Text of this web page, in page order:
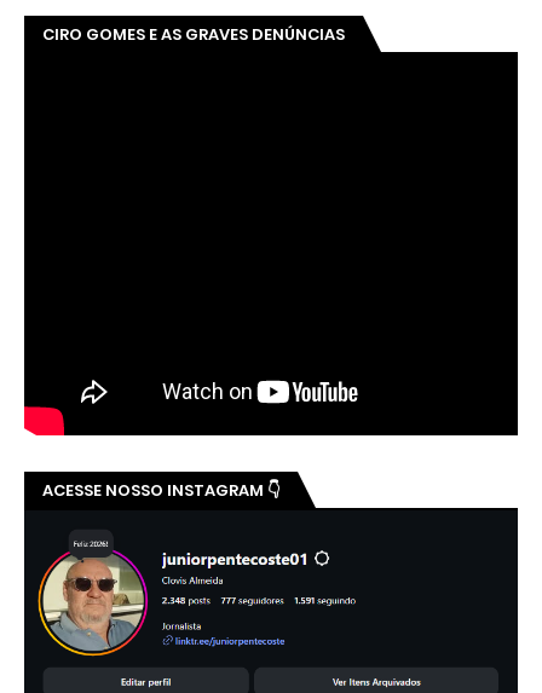
CIRO GOMES E AS GRAVES DENÚNCIAS
ACESSE NOSSO INSTAGRAM 👇